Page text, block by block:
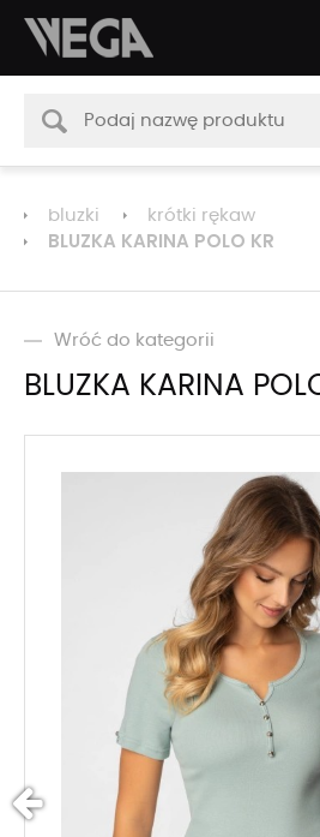
bluzki krótki rękaw
BLUZKA KARINA POLO KR
Wróć do kategorii
BLUZKA KARINA